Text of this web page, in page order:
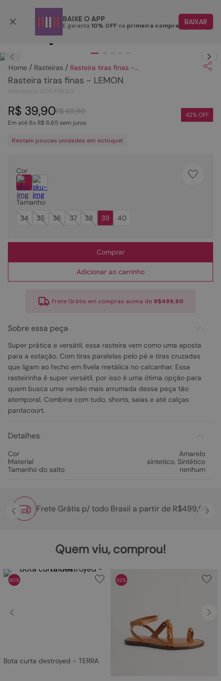
BAIXE O APP
E garanta 10% OFF na primeira compra BAIXAR
Rasteiras Rasteira tiras finas - LEMON
Rasteira tiras finas - LEMON
R$ 69,90
R$ 39,90
Em até6x R$6,65sem juros
42% OFF
Restam poucas unidades em estoque!
Cor
Tamanho
34
35 36 37 38 39 40
Comprar
Adicionar ao carrinho
Frete Grátis em compras acima de R$499,90
Sobre essa peça
Super prática e versátil, essa rasteira vem como uma aposta
para a estação. Com tiras paralelas pelo pé e tiras cruzadas
que ligam ao fecho em fivela metálica no calcanhar. Essa
rasteirinha é super versátil, por isso é uma ótima opção para
quem busca uma versão mais arrumada dessa peça tão
atemporal. Combina com tudo, shorts, saias e até calças
pantacourt.
Detalhes
Cor
Amarelo
Material
sintetico, Sintético
Tamanho do salto
nenhum
Frete Grátis p/ todo Brasil a partir de R$499,90
Quem viu, comprou!
60%
Bota curta destroyed - TERRA
62%
1º
2º
rasteira
4º
sandalia
5º
bota
6º
tamanco
sapatilha
couro
10º rasteirinhas